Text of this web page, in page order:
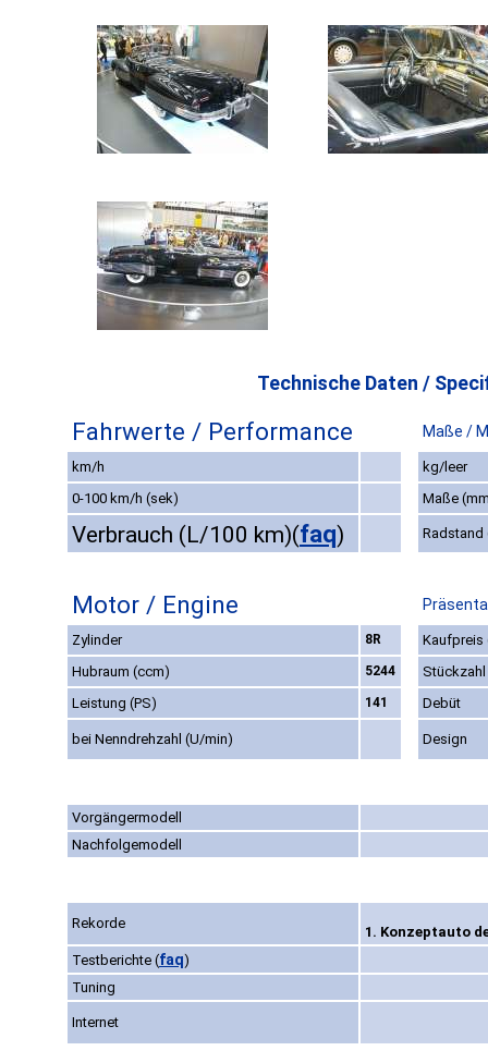
Technische Daten /
Fahrwerte / Performance Maße /
km/h
kg/leer
0-100 km/h (sek)
Maße
Verbrauch (L/100 km)(faq) Radstand
Motor / Engine
Zylinder 8R
Kaufpreis
Hubraum (ccm)
5244
Stückzahl
Leistung (PS)
141 Debüt
bei Nenndrehzahl (U/min) Design
Vorgängermodell
Nachfolgemodell
Rekorde
1. Konzeptauto
Testberichte (faq)
Tuning
Internet